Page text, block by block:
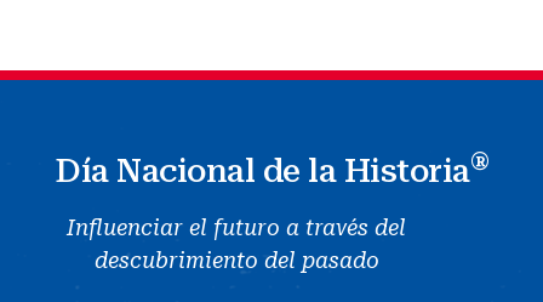
Día Nacional de la Historia®
Influenciar el futuro a través del
descubrimiento del pasado